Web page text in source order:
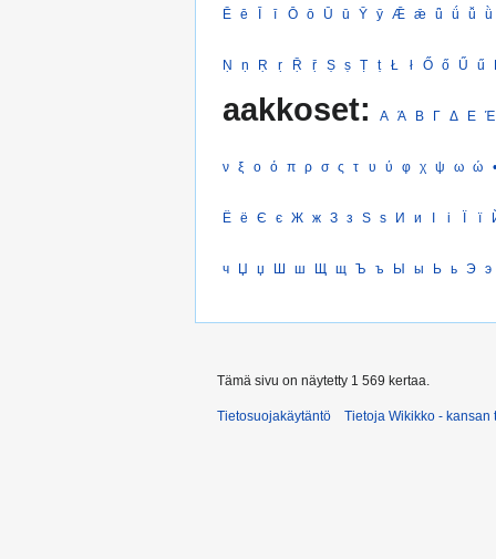
Ē ē Ī ī Ō ō Ū ū Ȳ ȳ Ǣ ǣ ǖ ǘ ǚ ǜ
Ṇ ṇ Ṛ ṛ Ṝ ṝ Ṣ ṣ Ṭ ṭ Ł ł Ő ő Ű ű
aakkoset: Α Ά Β Γ Δ Ε Έ
ν ξ ο ό π ρ σ ς τ υ ύ φ χ ψ ω ώ •
Ё ё Є є Ж ж З з Ѕ ѕ И и І і Ї ї
ч Џ џ Ш ш Щ щ Ъ ъ Ы ы Ь ь Э э
Tämä sivu on näytetty 1 569 kertaa.
Tietosuojakäytäntö Tietoja Wikikko - kansan